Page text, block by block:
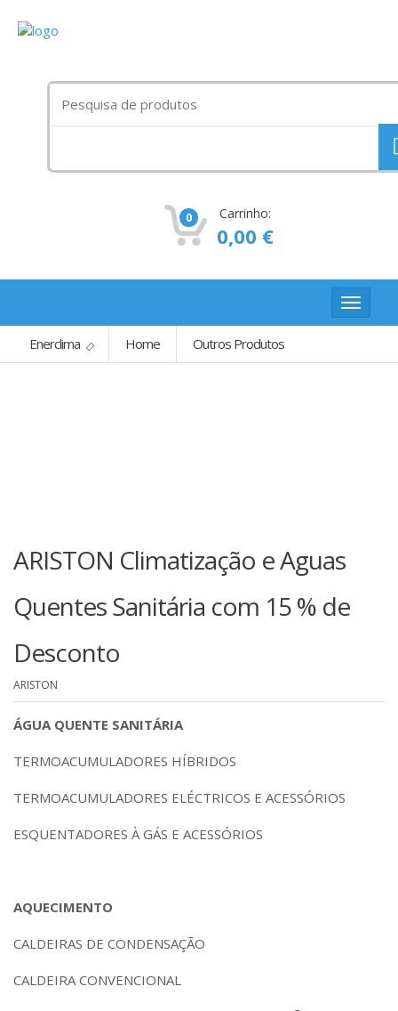
por:
0 Carrinho:
0,00 €
Toggle
Enerclima
Home Outros Produtos
ARISTON Climatização e Aguas
Quentes Sanitária com 15 % de
Desconto
ARISTON
ÁGUA QUENTE SANITÁRIA
TERMOACUMULADORES HÍBRIDOS
TERMOACUMULADORES ELÉCTRICOS E ACESSÓRIOS
ESQUENTADORES À GÁS E ACESSÓRIOS
AQUECIMENTO
CALDEIRAS DE CONDENSAÇÃO
CALDEIRA CONVENCIONAL